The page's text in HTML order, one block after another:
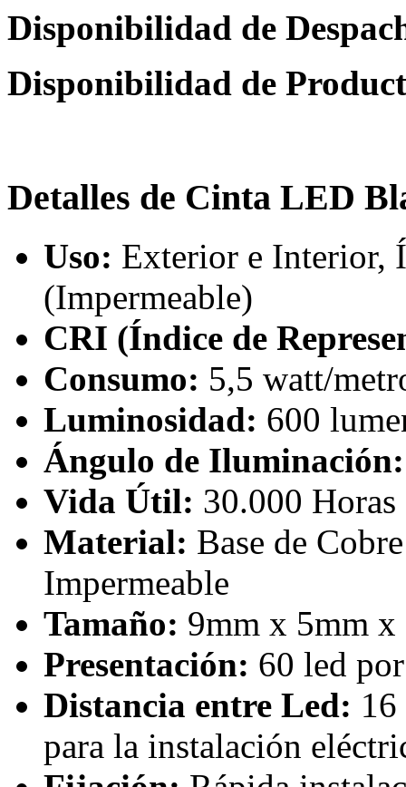
Disponibilidad de
Disponibilidad de
Detalles de Cinta LED
Uso: Exterior e Interior,
(Impermeable)
CRI (Índice de
Consumo: 5,5 watt/
Luminosidad: 600
Ángulo de Iluminación:
Vida Útil: 30.000 Horas
Material: Base de
Impermeable
Tamaño: 9mm x 5mm x
Presentación: 60 led
Distancia entre Led: 16
para la instalación